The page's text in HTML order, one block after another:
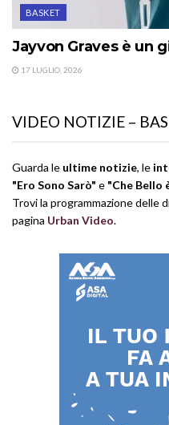
BASKET
Jayvon Graves è un
17 LUGLIO, 2026
VIDEO NOTIZIE –
Guarda le ultime notizie, le
"Ero Sono Sarò" e "Che Bello
Trovi la programmazione delle
pagina Urban Video.